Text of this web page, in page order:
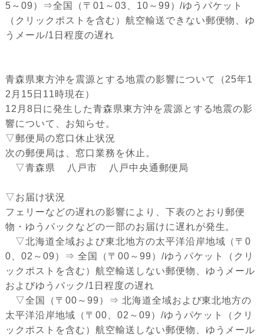
5～09）⇒全国（〒01～03、10～99）/ゆうパケット
（クリックポストを含む）航空輸送できない郵便物、ゆ
うメール/1日程度の遅れ
青森県東方沖を震源とする地震の影響について（25年1
2月15日11時現在）
12月8日に発生した青森県東方沖を震源とする地震の影
響について、お知らせ。
▽郵便局の窓口休止状況
次の郵便局は、窓口業務を休止。
▽青森県 八戸市 八戸中央通郵便局
▽お届け状況
フェリーなどの遅れの影響により、下表のとおり郵便
物・ゆうパックなどの一部のお届けに遅れが発生。
▽北海道全域および東北地方の太平洋沿岸地域（〒0
0、02～09）⇒ 全国（〒00～99）/ゆうパケット（クリ
ックポストを含む）航空輸送しない郵便物、ゆうメール
およびゆうパック/1日程度の遅れ
▽全国（〒00～99）⇒ 北海道全域および東北地方の
太平洋沿岸地域（〒00、02～09）/ゆうパケット（クリ
ックポストを含む）航空輸送しない郵便物、ゆうメール